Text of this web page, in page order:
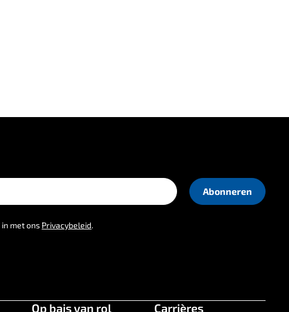
met ons Privacybeleid.
Op bais van rol Carrières